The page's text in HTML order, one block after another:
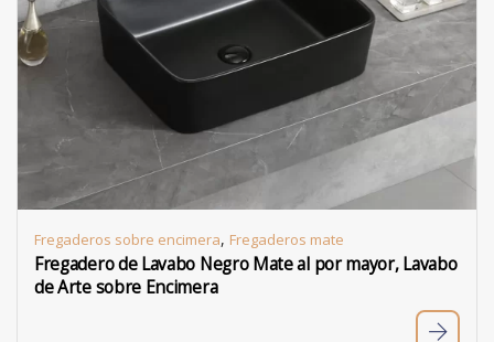
Fregaderos sobre encimera, Fregaderos mate
Fregadero de Lavabo Negro Mate al por mayor, Lavabo
de Arte sobre Encimera